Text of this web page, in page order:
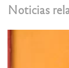
Noticias